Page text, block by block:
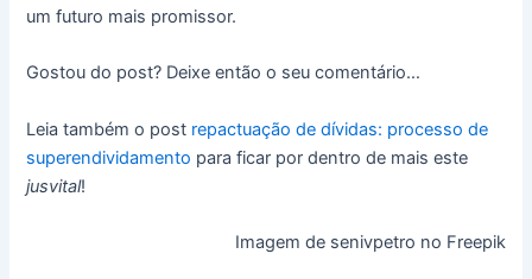
um futuro mais promissor.
Gostou do post? Deixe então o seu comentário…
Leia também o post repactuação de dívidas: processo de
superendividamento para ficar por dentro de mais este
jusvital!
Imagem de senivpetro no Freepik